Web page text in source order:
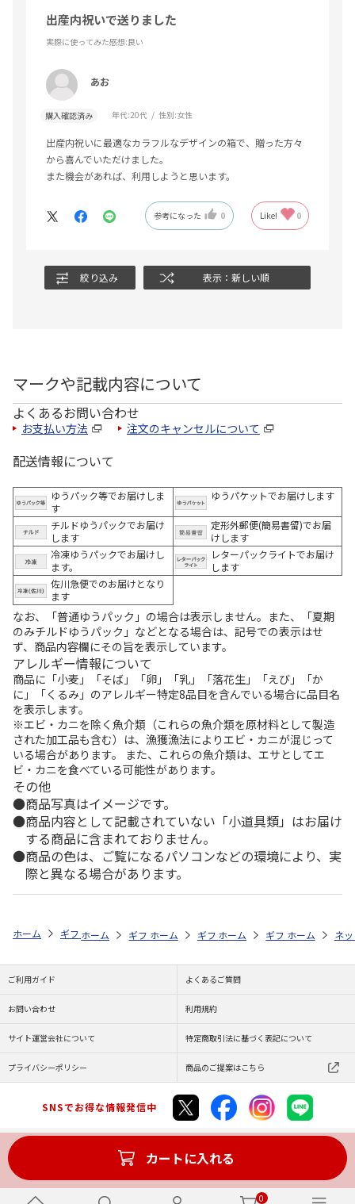
0
出産内祝いで送りました
実際に使ってみた感想:良い
あお
購入確認済み 年代:20代 性別:女性
出産内祝いに最適なカラフルなデザインの箱で、贈った方々
から喜んでいただけました。
また機会があれば、利用しようと思います。
参考になった 0 Like! 0
絞り込み 表示：新しい順
マークや記載内容について
よくあるお問い合わせ
お支払い方法 注文のキャンセルについて
配送情報について
ゆうパック等でお届けしま
す
ゆうパケットでお届けします
チルドゆうパックでお届け
します
定形外郵便(簡易書留)でお届
けします
冷凍ゆうパックでお届けし
ます。
レターパックライトでお届け
します
佐川急便でのお届けとなり
ます
なお、「普通ゆうパック」の場合は表示しません。また、「夏期
のみチルドゆうパック」などとなる場合は、記号での表示はせ
ず、商品内容欄にその旨を表示しています。
アレルギー情報について
商品に「小麦」「そば」「卵」「乳」「落花生」「えび」「か
に」「くるみ」のアレルギー特定8品目を含んでいる場合に品目名
を表示します。
※エビ・カニを除く魚介類（これらの魚介類を原材料として製造
された加工品も含む）は、漁獲漁法によりエビ・カニが混じって
いる場合があります。 また、これらの魚介類は、エサとしてエ
ビ・カニを食べている可能性があります。
その他
商品写真はイメージです。
商品内容として記載されていない「小道具類」はお届け
する商品に含まれておりません。
商品の色は、ご覧になるパソコンなどの環境により、実
際と異なる場合があります。
カートに入れる
ホーム ギフト通販 内祝い・お返し 結婚内祝い アンリ・シャル
ホーム ギフト通販 内祝い・お返し 結婚内祝い
ホーム ギフト通販 内祝い・お返し
ホーム ギフト通販 内
ホーム ネ
ご利用ガイド よくあるご質問
お問い合わせ 利用規約
サイト運営会社について 特定商取引法に基づく表記について
プライバシーポリシー 商品のご提案はこちら
SNSでお得な情報発信中
Copyright (C) JAPAN POST Co.,Ltd. All Rights Reserved.